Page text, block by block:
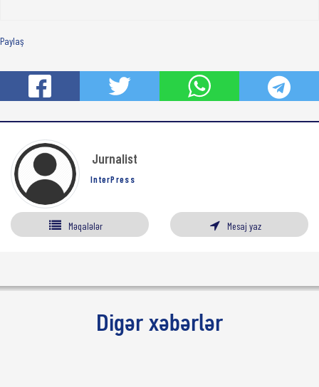
Paylaş
Jurnalist
InterPress
Məqalələr Mesaj yaz
Digər xəbərlər